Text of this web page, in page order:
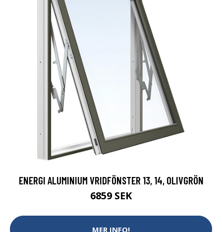
ENERGI ALUMINIUM VRIDFÖNSTER 13, 14, OLIVGRÖN
6859 SEK
MER INFO!